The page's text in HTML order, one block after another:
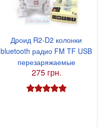
Дроид R2-D2 колонки
bluetooth радио FM TF USB
перезаряжаемые
275 грн.